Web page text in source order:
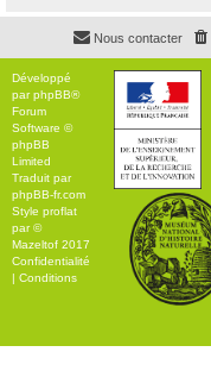
Nous contacter
Développé
parphpBB®
Forum
Software ©
phpBB
Limited
Traduit par
phpBB-fr.com
Style proflat
par ©
Mazeltof 2017
Confidentialité
| Conditions